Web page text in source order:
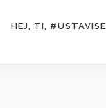
HEJ, TI, #USTAVISE